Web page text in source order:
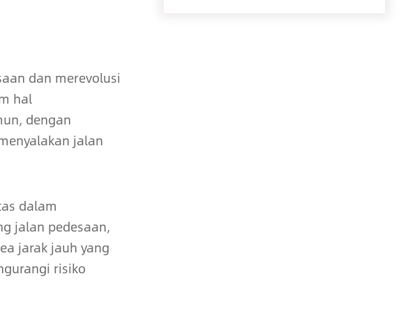
dan merevolusi
hal
dengan
jalan
dalam
jalan pedesaan,
jarak jauh yang
risiko